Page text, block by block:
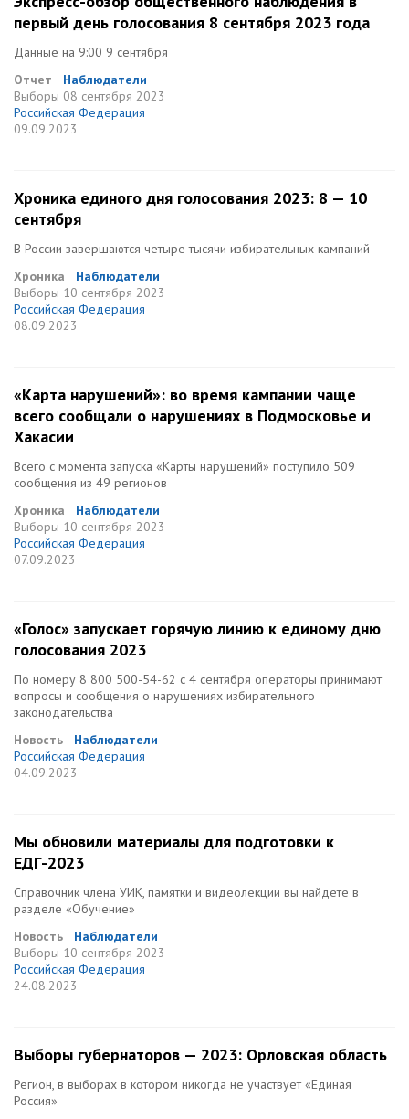
первый день голосования 8 сентября 2023 года
Данные на 9:00 9 сентября
Отчет
Наблюдатели
Выборы 08 сентября 2023
Российская Федерация
09.09.2023
Хроника единого дня голосования 2023: 8 — 10
сентября
В России завершаются четыре тысячи избирательных кампаний
Хроника
Наблюдатели
Выборы 10 сентября 2023
Российская Федерация
08.09.2023
«Карта нарушений»: во время кампании чаще
всего сообщали о нарушениях в Подмосковье и
Хакасии
Всего с момента запуска «Карты нарушений» поступило 509
сообщения из 49 регионов
Хроника
Наблюдатели
Выборы 10 сентября 2023
Российская Федерация
07.09.2023
«Голос» запускает горячую линию к единому дню
голосования 2023
По номеру 8 800 500-54-62 с 4 сентября операторы принимают
вопросы и сообщения о нарушениях избирательного
законодательства
Новость
Наблюдатели
Российская Федерация
04.09.2023
Мы обновили материалы для подготовки к
ЕДГ-2023
Справочник члена УИК, памятки и видеолекции вы найдете в
разделе «Обучение»
Новость
Наблюдатели
Выборы 10 сентября 2023
Российская Федерация
24.08.2023
Выборы губернаторов — 2023: Орловская область
Регион, в выборах в котором никогда не участвует «Единая
Россия»